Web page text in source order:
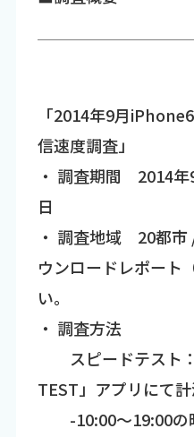
「2014年9月
信速度調査」
・ 調査期間 2014
日
・ 調査地域 20都
ウンロードレポート
い。
・ 調査方法
スピードテスト：
TEST」アプリにて計
-10:00～19:00の